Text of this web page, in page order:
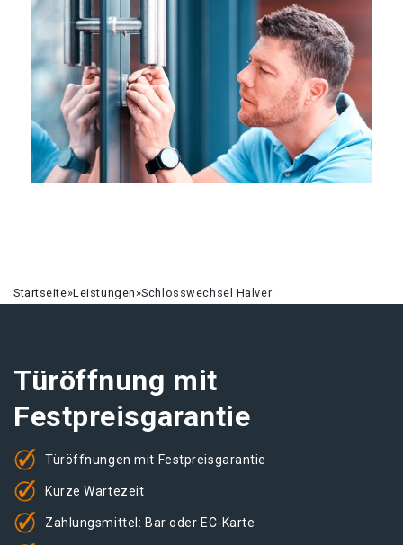
Startseite»Leistungen»Schlosswechsel Halver
Türöffnung mit
Festpreisgarantie
Türöffnungen mit Festpreisgarantie
Kurze Wartezeit
Zahlungsmittel: Bar oder EC-Karte